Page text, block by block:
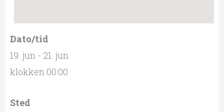
Dato/tid
19. jun - 21. jun
klokken 00:00
Sted